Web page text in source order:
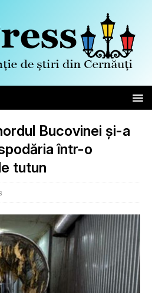
Bucovinei și-a
într-o
tutun